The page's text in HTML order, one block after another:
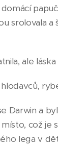
srolovala
ale
Darwin a
což
lega v